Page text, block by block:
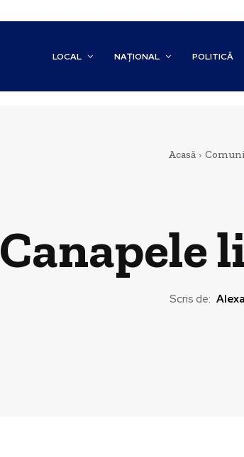
LOCAL NAȚIONAL POLITICĂ
Acasă
Canapele
Scris de: